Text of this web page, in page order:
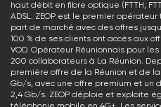
haut débit en fibre optique (FTTH,
ADSL. ZEOP est le premier
part de marché avec des offres
100 % de ses clients ont accès aux
VOD. Opérateur Réunionnais pour
200 collaborateurs à La Réunion.
première offre de la Réunion et de
Gb/s, avec une offre premium et un
2,4 Gb/s. ZEOP déploie et exploite